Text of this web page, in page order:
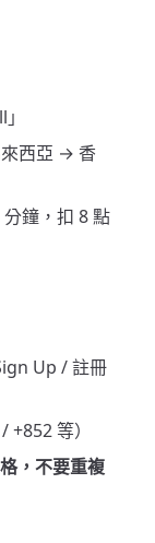
西亞 → 香
鐘，扣 8 點
Up / 註冊
等）
，不要重複